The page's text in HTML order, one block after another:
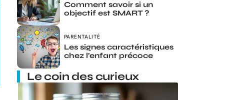
Comment savoir si un
objectif est SMART ?
PARENTALITÉ
Les signes caractéristiques
chez l’enfant précoce
Le coin des curieux